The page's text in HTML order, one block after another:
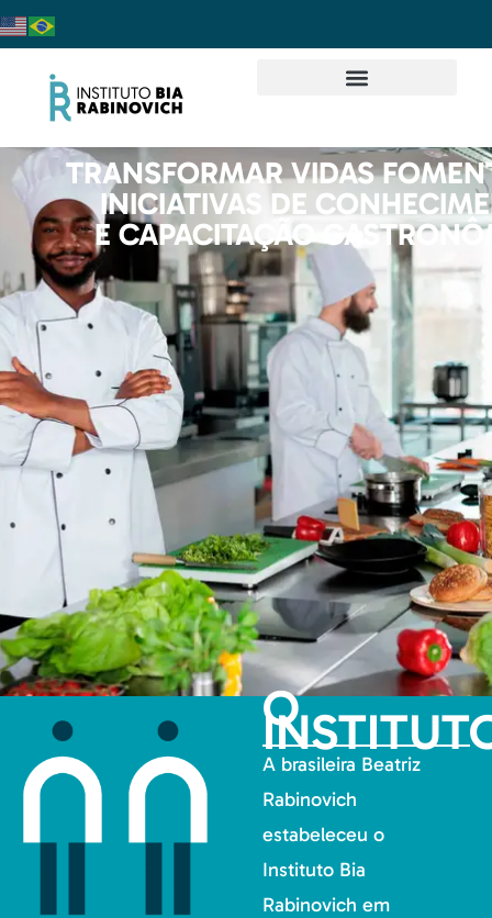
TRANSFORMAR VIDAS
INICIATIVAS DE
E CAPACITAÇÃO
O
A brasileira Beatriz
Rabinovich
estabeleceu o
Instituto Bia
Rabinovich em